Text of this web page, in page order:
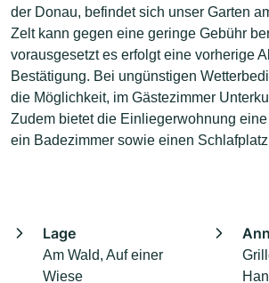
der Donau, befindet sich unser Garten
Zelt kann gegen eine geringe Gebühr
vorausgesetzt es erfolgt eine vorherige
Bestätigung. Bei ungünstigen
die Möglichkeit, im Gästezimmer
Zudem bietet die Einliegerwohnung
ein Badezimmer sowie einen
Lage
Am Wald, Auf einer
Wiese